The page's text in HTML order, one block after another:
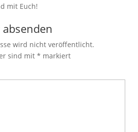
mit Euch!
wird nicht veröffentlicht.
sind mit * markiert